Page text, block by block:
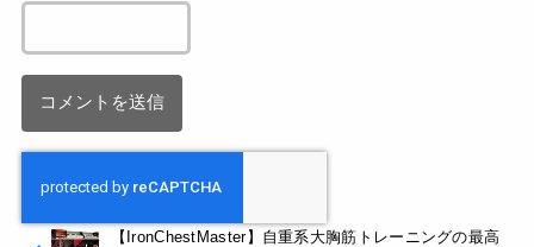
【IronChestMaster】自重系大胸筋トレーニングの最高